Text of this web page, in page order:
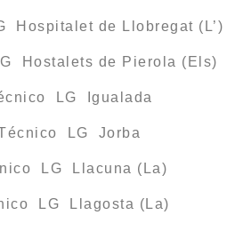
Hospitalet de Llobregat (L’)
Hostalets de Pierola (Els)
LG Igualada
LG Jorba
LG Llacuna (La)
LG Llagosta (La)